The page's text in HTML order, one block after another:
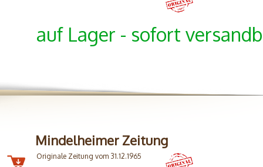
auf Lager - sofort
Mindelheimer Zeitung
Originale Zeitung vom 31.12.1965